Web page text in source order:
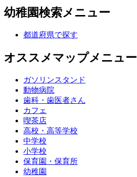
幼稚園検索メニュー
都道府県で探す
オススメマップメニュー
ガソリンスタンド
動物病院
歯科・歯医者さん
カフェ
喫茶店
高校・高等学校
中学校
小学校
保育園・保育所
幼稚園